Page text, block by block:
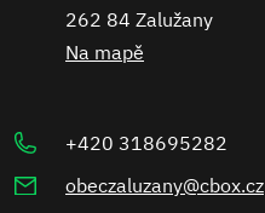
262 84 Zalužany
Na mapě
+420 318695282
obeczaluzany@cbox.cz